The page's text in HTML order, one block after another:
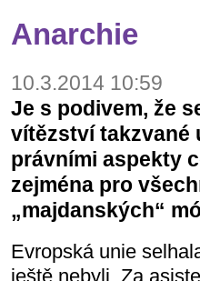
Anarchie
10.3.2014 10:59
Je s podivem, že
vítězství takzvané
právními aspekty
zejména pro
„majdanských“
Evropská unie
ještě nebyli. Za